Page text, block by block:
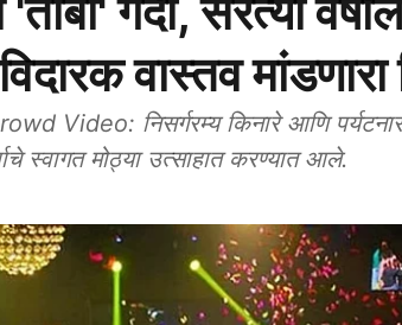
गर्दी, सरत्या
वास्तव
Video: निसर्गरम्य किनारे आणि
स्वागत मोठ्या उत्साहात करण्यात आले.